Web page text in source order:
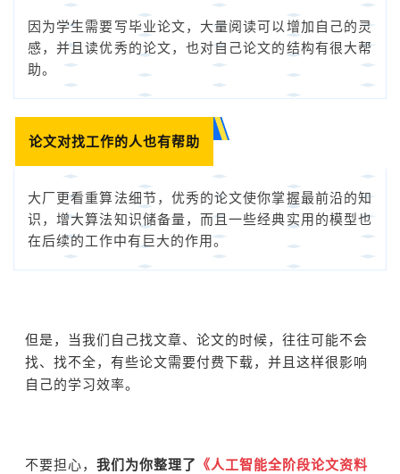
因为学生需要写毕业论文，大量阅读可以增加自己的灵
感，并且读优秀的论文，也对自己论文的结构有很大帮
助。
论文对找工作的人也有帮助
大厂更看重算法细节，优秀的论文使你掌握最前沿的知
识，增大算法知识储备量，而且一些经典实用的模型也
在后续的工作中有巨大的作用。
但是，当我们自己找文章、论文的时候，往往可能不会
找、找不全，有些论文需要付费下载，并且这样很影响
自己的学习效率。
不要担心， 我们为你整理了 《人工智能全阶段论文资料